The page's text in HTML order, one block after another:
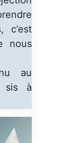
c’est
nous
au
sis à